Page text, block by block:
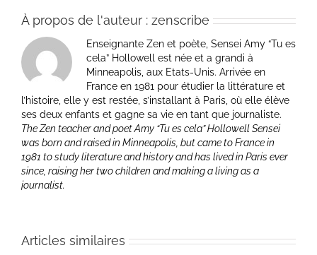
À propos de l'auteur : zenscribe
Enseignante Zen et poète, Sensei Amy “Tu es
cela” Hollowell est née et a grandi à
Minneapolis, aux Etats-Unis. Arrivée en
France en 1981 pour étudier la littérature et
l’histoire, elle y est restée, s’installant à Paris, où elle élève
ses deux enfants et gagne sa vie en tant que journaliste.
The Zen teacher and poet Amy “Tu es cela” Hollowell Sensei
was born and raised in Minneapolis, but came to France in
1981 to study literature and history and has lived in Paris ever
since, raising her two children and making a living as a
journalist.
Articles similaires